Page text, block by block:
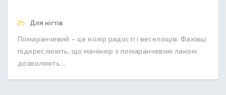
Для нігтів
Помаранчевий – це колір радості і веселощів. Фахівці
підкреслюють, що манікюр з помаранчевим лаком
дозволяють...